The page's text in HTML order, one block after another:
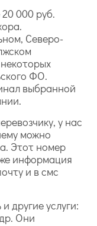
000 руб.
Северо-
ФО.
выбранной
у нас
можно
Этот номер
информация
и в смс
другие услуги:
Они